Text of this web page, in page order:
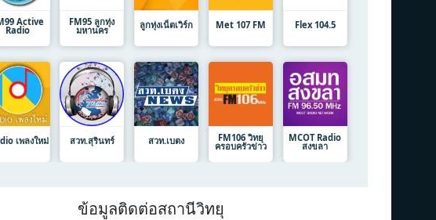
Active
Radio
FM95 ลูกทุ่ง
มหานคร ลูกทุ่งเน็ตเวิร์ก Met 107 FM Flex 104.5
เพลงใหม่ สวท.สุรินทร์ สวท.เบตง FM106 วิทยุ
ครอบครัวข่าว
MCOT Radio
สงขลา
ข้อมูลติดต่อสถานีวิทยุ